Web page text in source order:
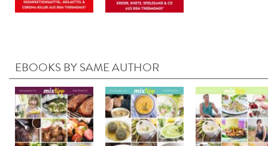
EBOOKS BY SAME AUTHOR